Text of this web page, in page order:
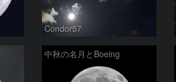
Condor57
中秋の名月とBoeing